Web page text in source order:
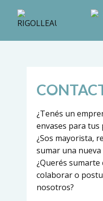
¿Tenés un
envases para tus
¿Sos mayorista,
sumar una
¿Querés
colaborar o
nosotros?